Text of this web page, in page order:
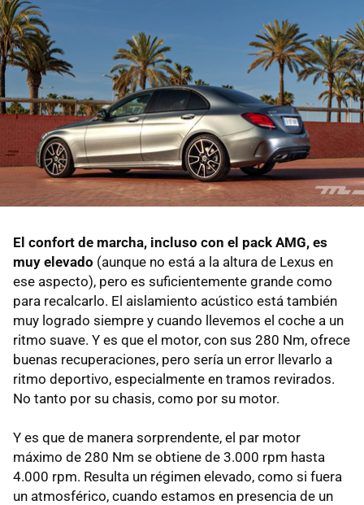
El confort de marcha, incluso con el pack AMG, es
muy elevado (aunque no está a la altura de Lexus en
ese aspecto), pero es suficientemente grande como
para recalcarlo. El aislamiento acústico está también
muy logrado siempre y cuando llevemos el coche a un
ritmo suave. Y es que el motor, con sus 280 Nm, ofrece
buenas recuperaciones, pero sería un error llevarlo a
ritmo deportivo, especialmente en tramos revirados.
No tanto por su chasis, como por su motor.
Y es que de manera sorprendente, el par motor
máximo de 280 Nm se obtiene de 3.000 rpm hasta
4.000 rpm. Resulta un régimen elevado, como si fuera
un atmosférico, cuando estamos en presencia de un